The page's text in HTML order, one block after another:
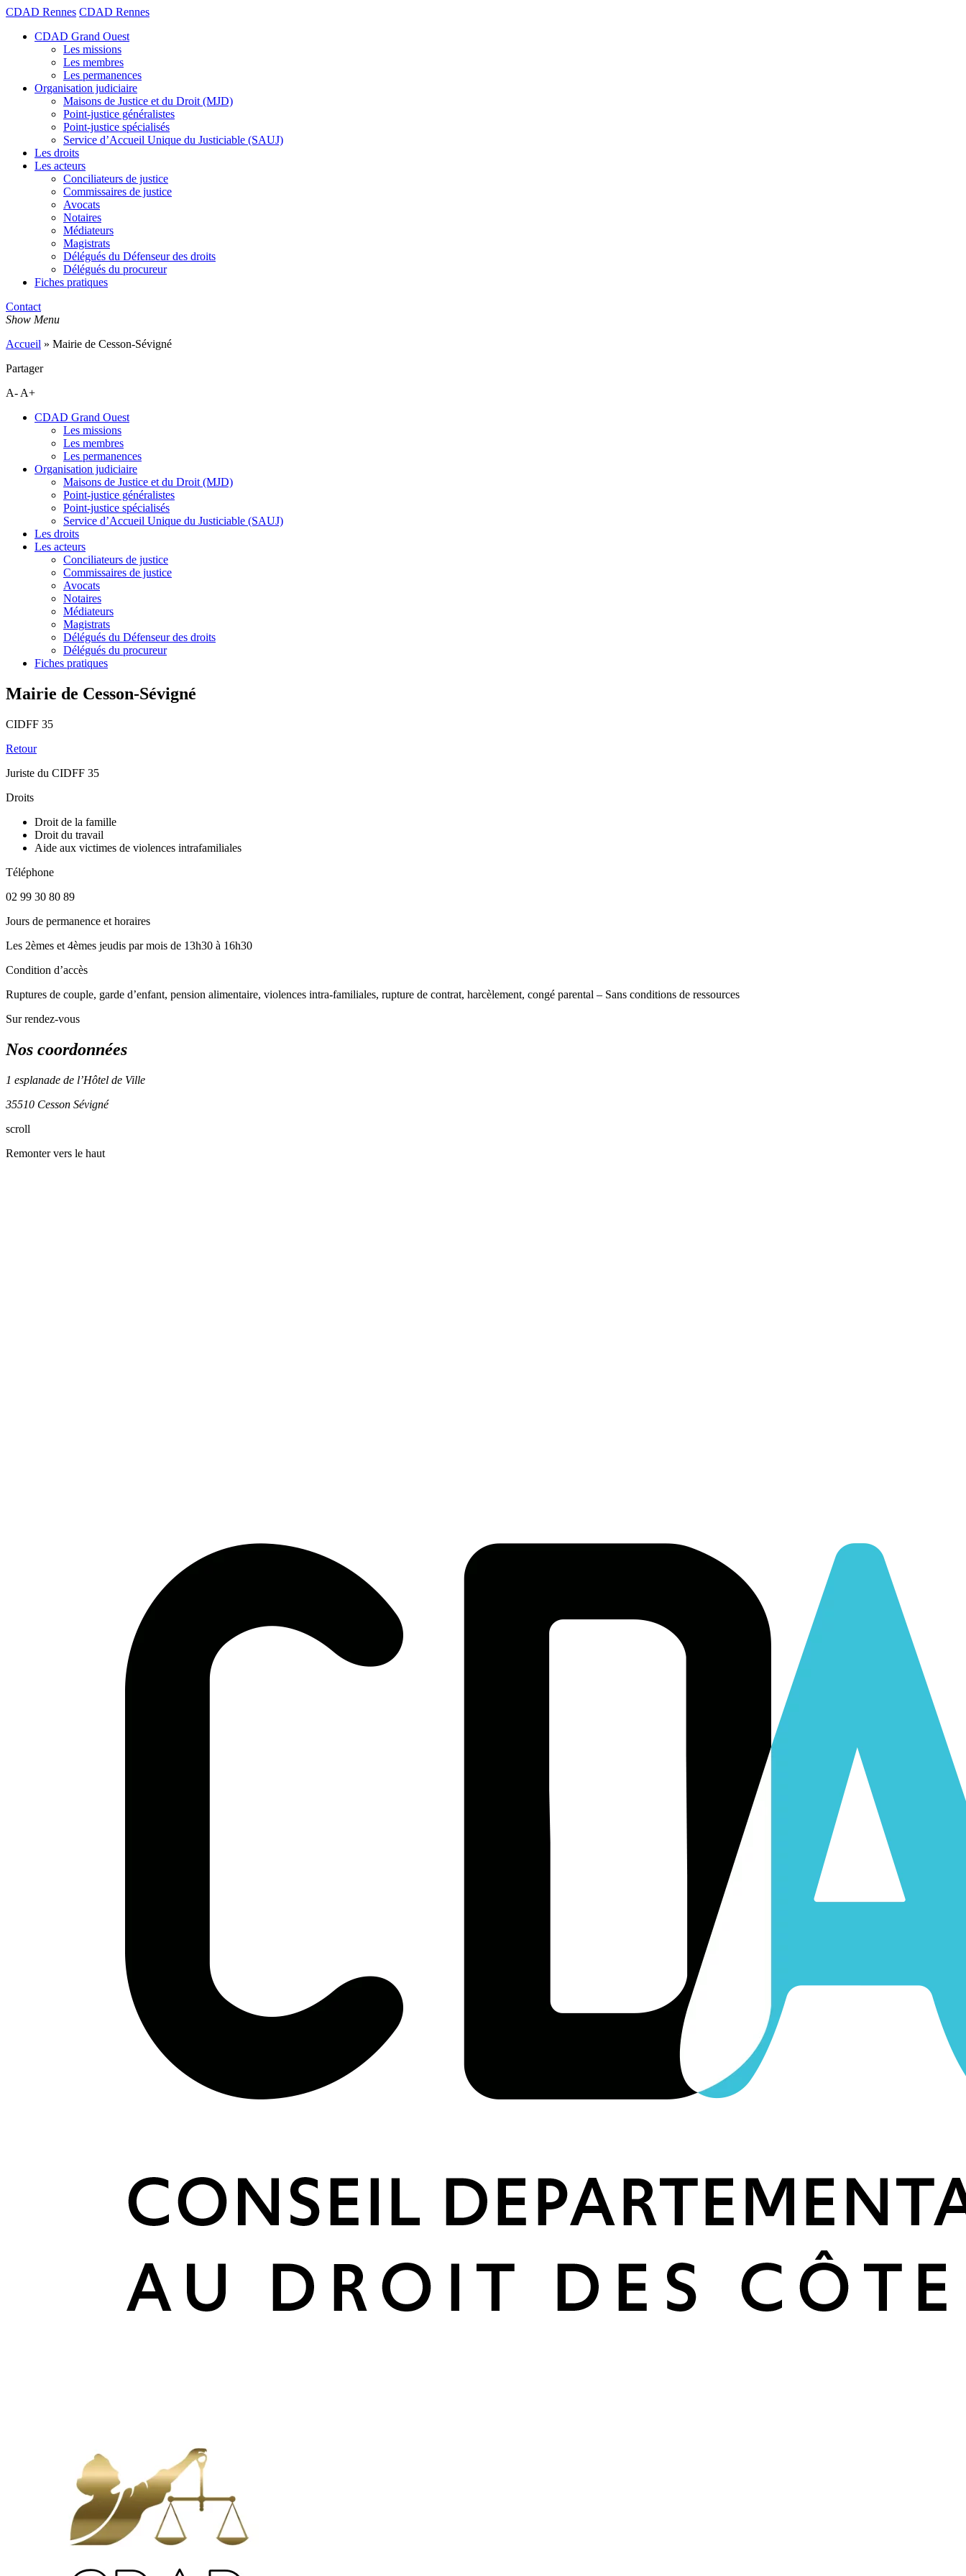
CDAD Rennes CDAD Rennes
CDAD Grand Ouest
Les missions
Les membres
Les permanences
Organisation judiciaire
Maisons de Justice et du Droit (MJD)
Point-justice généralistes
Point-justice spécialisés
Service d’Accueil Unique du Justiciable (SAUJ)
Les droits
Les acteurs
Conciliateurs de justice
Commissaires de justice
Avocats
Notaires
Médiateurs
Magistrats
Délégués du Défenseur des droits
Délégués du procureur
Fiches pratiques
Contact
Show Menu
Accueil » Mairie de Cesson-Sévigné
Partager
A- A+
CDAD Grand Ouest
Les missions
Les membres
Les permanences
Organisation judiciaire
Maisons de Justice et du Droit (MJD)
Point-justice généralistes
Point-justice spécialisés
Service d’Accueil Unique du Justiciable (SAUJ)
Les droits
Les acteurs
Conciliateurs de justice
Commissaires de justice
Avocats
Notaires
Médiateurs
Magistrats
Délégués du Défenseur des droits
Délégués du procureur
Fiches pratiques
Mairie de Cesson-Sévigné
CIDFF 35
Retour
Juriste du CIDFF 35
Droits
Droit de la famille
Droit du travail
Aide aux victimes de violences intrafamiliales
Téléphone
02 99 30 80 89
Jours de permanence et horaires
Les 2èmes et 4èmes jeudis par mois de 13h30 à 16h30
Condition d’accès
Ruptures de couple, garde d’enfant, pension alimentaire, violences intra-familiales, rupture de contrat, harcèlement, congé parental – Sans conditions de ressources
Sur rendez-vous
Nos coordonnées
1 esplanade de l’Hôtel de Ville
35510 Cesson Sévigné
−
scroll
Remonter vers le haut